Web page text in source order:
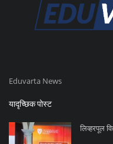
Eduvarta News
यादृच्छिक पोस्ट
लिव्हरपूल